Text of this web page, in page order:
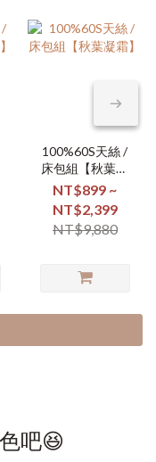
100%60S天絲 /
床包組【秋葉凝
霜】
NT$899 ~
NT$2,399
NT$9,880
吧😆